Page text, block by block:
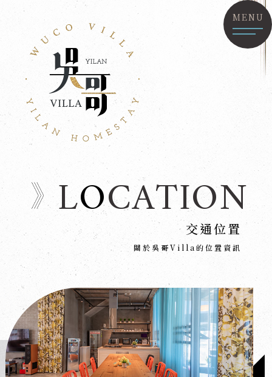
MENU
LOCATION
交通位置
關於吳哥Villa的位置資訊